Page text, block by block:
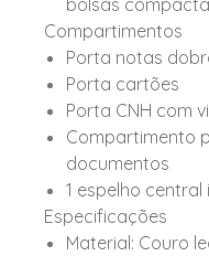
bolsas
Compartimentos
Porta notas
Porta cartões
Porta CNH com
Compartimento
documentos
1 espelho central
Especificações
Material: Couro